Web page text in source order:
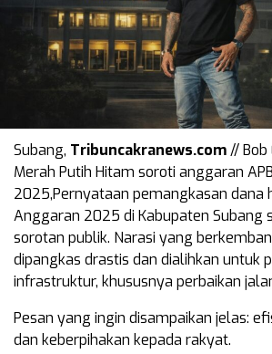
Subang, Tribuncakranews.com// Bob
Merah Putih Hitam soroti anggaran
2025,Pernyataan pemangkasan dana
Anggaran 2025 di Kabupaten Subang
sorotan publik. Narasi yang
dipangkas drastis dan dialihkan untuk
infrastruktur, khususnya perbaikan
Pesan yang ingin disampaikan jelas:
dan keberpihakan kepada rakyat.